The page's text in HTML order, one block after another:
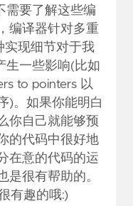
需要了解这些编
编译器针对多重
实现细节对于我
生一些影响(比如
to pointers 以
)。如果你能明白
你自己就能够预
的代码中很好地
在意的代码的运
是很有帮助的。
有趣的哦:)